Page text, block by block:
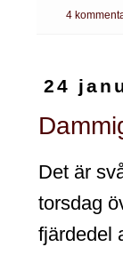
4
24
Det är
torsdag
fjärdedel